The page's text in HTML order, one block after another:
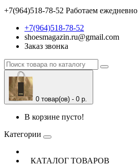
+7(964)518-78-52 Работаем
+7(964)518-78-52
shoesmagazin.ru@gmail.com
Заказ звонка
0 товар(ов) - 0 р.
В корзине пусто!
Категории
КАТАЛОГ ТОВАРОВ